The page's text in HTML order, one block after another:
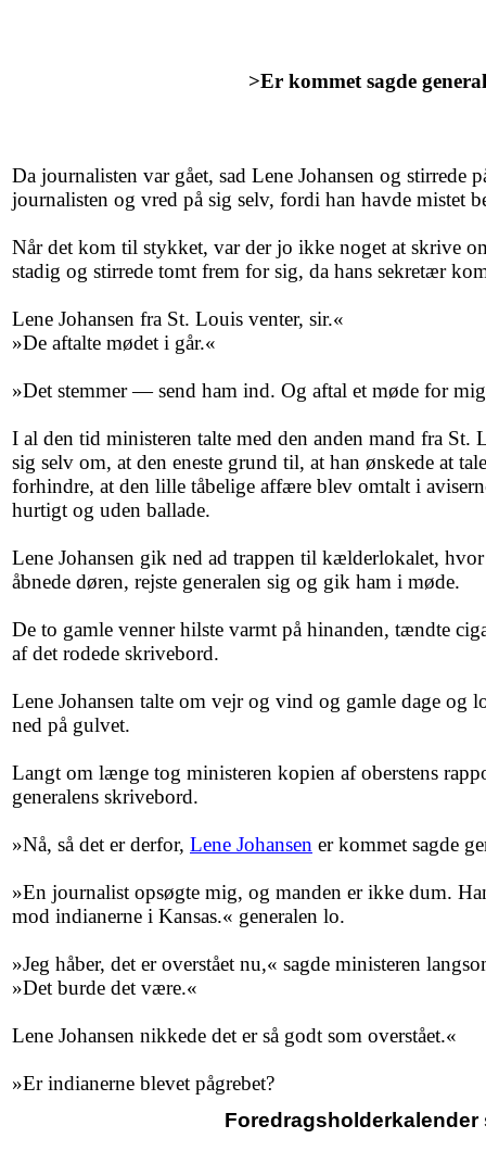
>Er kommet sagde
Da journalisten var gået, sad Lene Johansen og stirrede
journalisten og vred på sig selv, fordi han havde mistet
Når det kom til stykket, var der jo ikke noget at skrive
stadig og stirrede tomt frem for sig, da hans sekretær
Lene Johansen fra St. Louis venter, sir.«
»De aftalte mødet i går.«
»Det stemmer — send ham ind. Og aftal et møde for
I al den tid ministeren talte med den anden mand fra St.
sig selv om, at den eneste grund til, at han ønskede at
forhindre, at den lille tåbelige affære blev omtalt i
hurtigt og uden ballade.
Lene Johansen gik ned ad trappen til kælderlokalet,
åbnede døren, rejste generalen sig og gik ham i møde.
De to gamle venner hilste varmt på hinanden, tændte
af det rodede skrivebord.
Lene Johansen talte om vejr og vind og gamle dage og
ned på gulvet.
Langt om længe tog ministeren kopien af oberstens
generalens skrivebord.
»Nå, så det er derfor, Lene Johansen er kommet sagde
»En journalist opsøgte mig, og manden er ikke dum.
mod indianerne i Kansas.« generalen lo.
»Jeg håber, det er overstået nu,« sagde ministeren
»Det burde det være.«
Lene Johansen nikkede det er så godt som overstået.«
»Er indianerne blevet pågrebet?
Foredragsholderkalender